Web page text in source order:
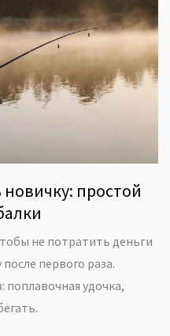
простой
не потратить деньги
первого раза.
удочка,